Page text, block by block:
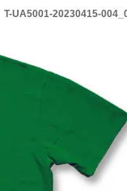
T-UA5001-20230415-